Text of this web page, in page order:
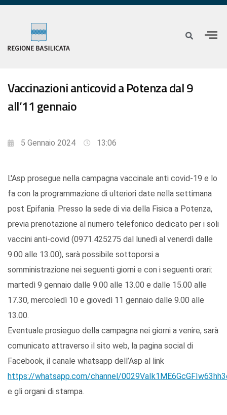
Vaccinazioni anticovid a Potenza dal 9
all’11 gennaio
5 Gennaio 2024 13:06
L'Asp prosegue nella campagna vaccinale anti covid-19 e lo
fa con la programmazione di ulteriori date nella settimana
post Epifania. Presso la sede di via della Fisica a Potenza,
previa prenotazione al numero telefonico dedicato per i soli
vaccini anti-covid (0971.425275 dal lunedì al venerdì dalle
9.00 alle 13.00), sarà possibile sottoporsi a
somministrazione nei seguenti giorni e con i seguenti orari:
martedì 9 gennaio dalle 9.00 alle 13.00 e dalle 15.00 alle
17.30, mercoledì 10 e giovedì 11 gennaio dalle 9.00 alle
13.00.
Eventuale prosieguo della campagna nei giorni a venire, sarà
comunicato attraverso il sito web, la pagina social di
Facebook, il canale whatsapp dell’Asp al link
https://whatsapp.com/channel/
e gli organi di stampa.